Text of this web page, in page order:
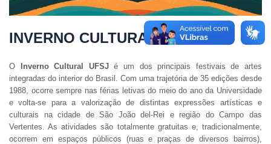
INVERNO CULTURAL
O Inverno Cultural UFSJé um dos principais festivais de artes
integradas do interior do Brasil. Com uma trajetória de 35 edições desde
1988, ocorre sempre nas férias letivas do meio do ano da Universidade
e volta-se para a valorização de distintas expressões artísticas e
culturais na cidade de São João del-Rei e região do Campo das
Vertentes. As atividades são totalmente gratuitas e, tradicionalmente,
ocorrem em espaços públicos (ruas e praças de diversos bairros),